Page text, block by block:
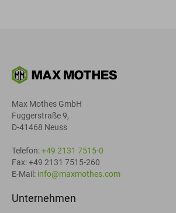
Max Mothes GmbH
Fuggerstraße 9,
D-41468 Neuss
Telefon:+49 2131 7515-0
Fax: +49 2131 7515-260
E-Mail: info@maxmothes.com
Unternehmen